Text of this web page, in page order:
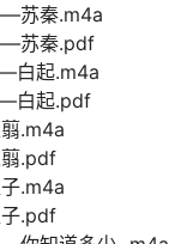
苏秦.m4a
苏秦.pdf
白起.m4a
白起.pdf
.m4a
.pdf
.m4a
.pdf